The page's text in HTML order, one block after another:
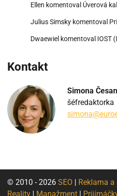
Ellen komentoval Úverová
Julius Simsky komentoval
Dwaewiel komentoval IOST
Kontakt
Simona
šéfredaktorka
© 2010 - 2026 SEO | Reklama a
Reality | Manažment |